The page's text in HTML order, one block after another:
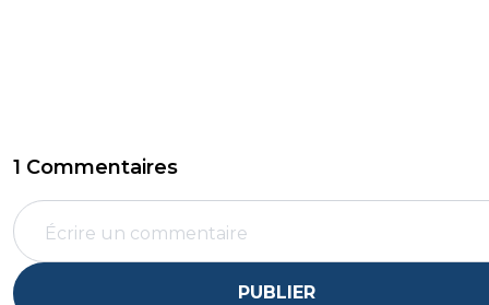
1 Commentaires
PUBLIER